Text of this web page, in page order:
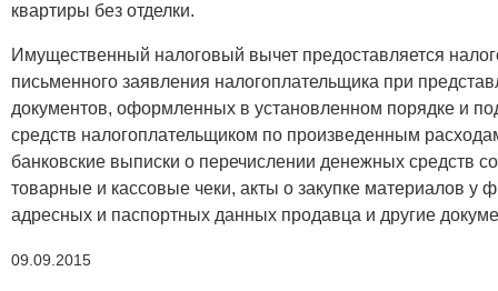
квартиры без отделки.
Имущественный налоговый вычет предоставляется
письменного заявления налогоплательщика при
документов, оформленных в установленном порядке и
средств налогоплательщиком по произведенным
банковские выписки о перечислении денежных средств
товарные и кассовые чеки, акты о закупке материалов у
адресных и паспортных данных продавца и другие
09.09.2015